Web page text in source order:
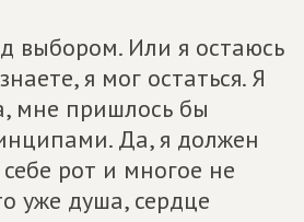
выбором. Или я остаюсь
я мог остаться. Я
мне пришлось бы
Да, я должен
рот и многое не
уже душа, сердце